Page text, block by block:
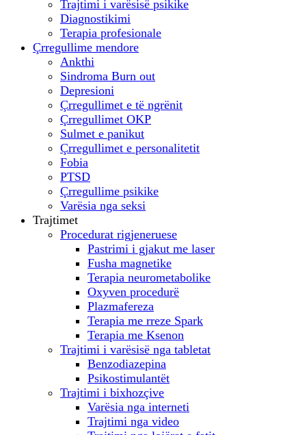
Trajtimi i varësisë psikike
Diagnostikimi
Terapia profesionale
Çrregullime mendore
Ankthi
Sindroma Burn out
Depresioni
Çrregullimet e të ngrënit
Çrregullimet OKP
Sulmet e panikut
Çrregullimet e personalitetit
Fobia
PTSD
Çrregullime psikike
Varësia nga seksi
Trajtimet
Procedurat rigjeneruese
Pastrimi i gjakut me laser
Fusha magnetike
Terapia neurometabolike
Oxyven procedurë
Plazmafereza
Terapia me rreze Spark
Terapia me Ksenon
Trajtimi i varësisë nga tabletat
Benzodiazepina
Psikostimulantët
Trajtimi i bixhozçive
Varësia nga interneti
Trajtimi nga video